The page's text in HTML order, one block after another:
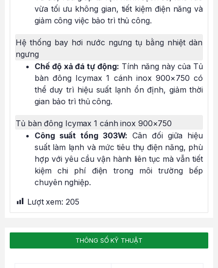
vừa tối ưu không gian, tiết kiệm điện năng và
giảm công việc bảo trì thủ công.
Hệ thống bay hơi nước ngưng tụ bằng nhiệt dàn
ngưng
Chế độ xả đá tự động: Tính năng này của Tủ
bàn đông Icymax 1 cánh inox 900×750 có
thể duy trì hiệu suất lạnh ổn định, giảm thời
gian bảo trì thủ công.
Tủ bàn đông Icymax 1 cánh inox 900×750
Công suất tổng 303W: Cân đối giữa hiệu
suất làm lạnh và mức tiêu thụ điện năng, phù
hợp với yêu cầu vận hành liên tục mà vẫn tiết
kiệm chi phí điện trong môi trường bếp
chuyên nghiệp.
Lượt xem: 205
THÔNG SỐ KỸ THUẬT